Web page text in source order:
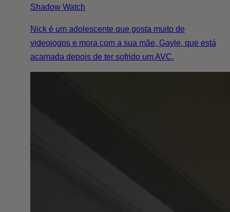
Shadow Watch
Nick é um adolescente que gosta muito de
videojogos e mora com a sua mãe, Gayle, que está
acamada depois de ter sofrido um AVC.